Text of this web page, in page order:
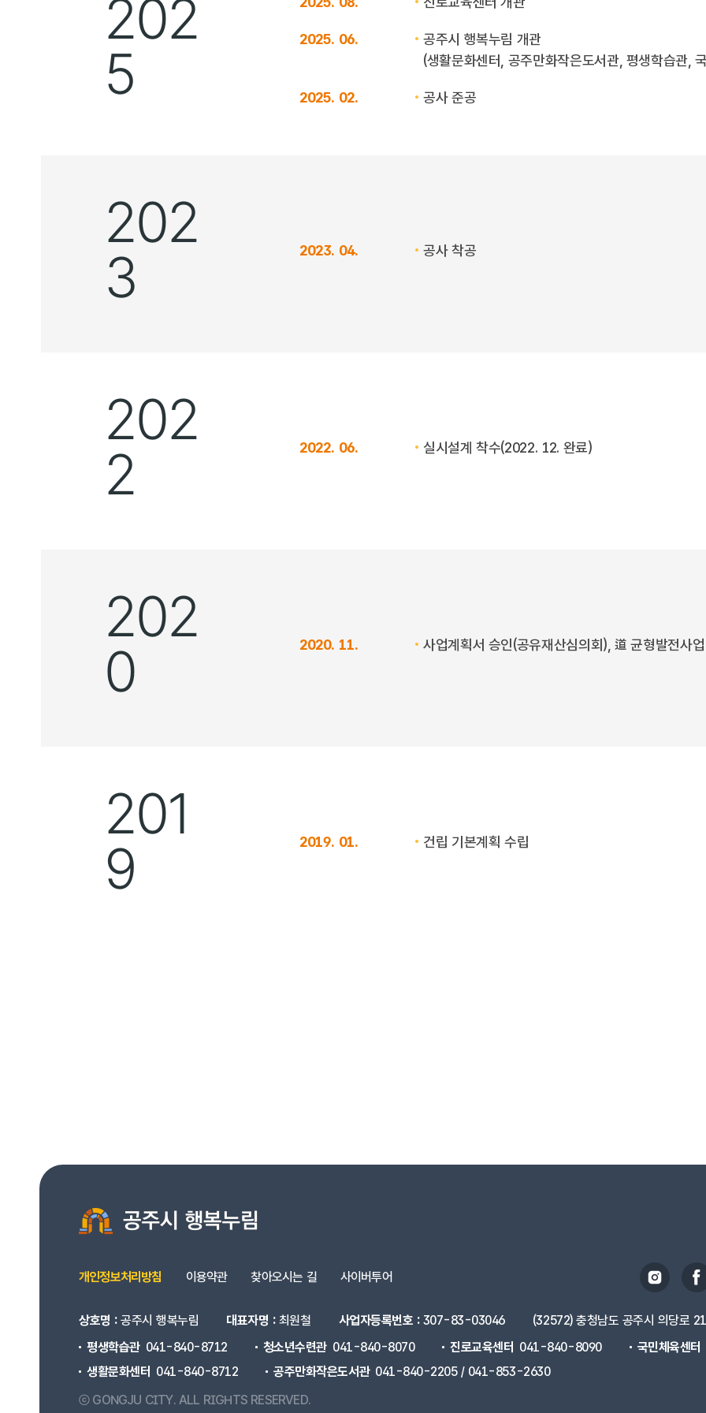
202
5
2025. 06.
공주시 행복누림 개관
(생활문화센터, 공주만화작은도서관, 평생학습관,
2025. 02. 공사 준공
202
3
2023. 04. 공사 착공
202
2
2022. 06. 실시설계 착수(2022. 12. 완료)
202
0
2020. 11. 사업계획서 승인(공유재산심의회), 道 균형발전사
201
9
2019. 01. 건립 기본계획 수립
개인정보처리방침 이용약관 찾아오시는 길 사이버투어
상호명 :공주시 행복누림 대표자명 :최원철 사업자등록번호 :307-83-03046
(32572) 충청남도 공주시 의당로
평생학습관 041-840-8712 청소년수련관 041-840-8070 진로교육센터 041-840-8090
국민체육센터
생활문화센터 041-840-8712 공주만화작은도서관 041-840-2205 / 041-853-2630
ⓒ GONGJU CITY. ALL RIGHTS RESERVED.